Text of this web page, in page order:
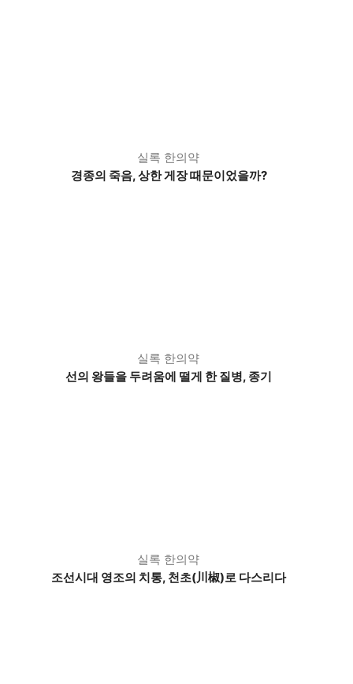
실록 한의약
경종의 죽음, 상한 게장 때문이었을까?
실록 한의약
선의 왕들을 두려움에 떨게 한 질병, 종기
실록 한의약
조선시대 영조의 치통, 천초(川椒)로 다스리다